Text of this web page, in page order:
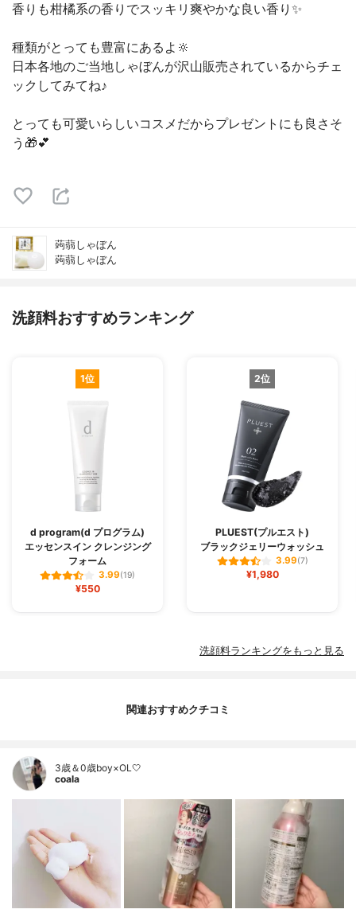
香りも柑橘系の香りでスッキリ爽やかな良い香り✨
種類がとっても豊富にあるよ🔆
日本各地のご当地しゃぼんが沢山販売されているからチェ
ックしてみてね♪
とっても可愛いらしいコスメだからプレゼントにも良さそ
う🎁💕
蒟蒻しゃぼん
蒟蒻しゃぼん
洗顔料おすすめランキング
1位
d program(d プログラム)
エッセンスイン クレンジング
フォーム
3.99(19)
¥550
2位
PLUEST(プルエスト)
ブラックジェリーウォッシュ
3.99(7)
¥1,980
洗顔料ランキングをもっと見る
関連おすすめクチコミ
3歳＆0歳boy×OL🤍
coala